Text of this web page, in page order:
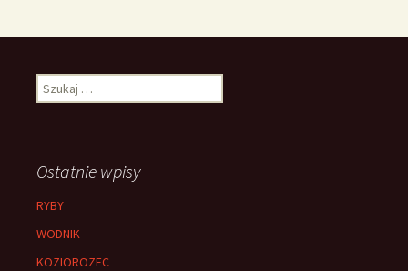
Szukaj:
Ostatnie wpisy
RYBY
WODNIK
KOZIOROZEC